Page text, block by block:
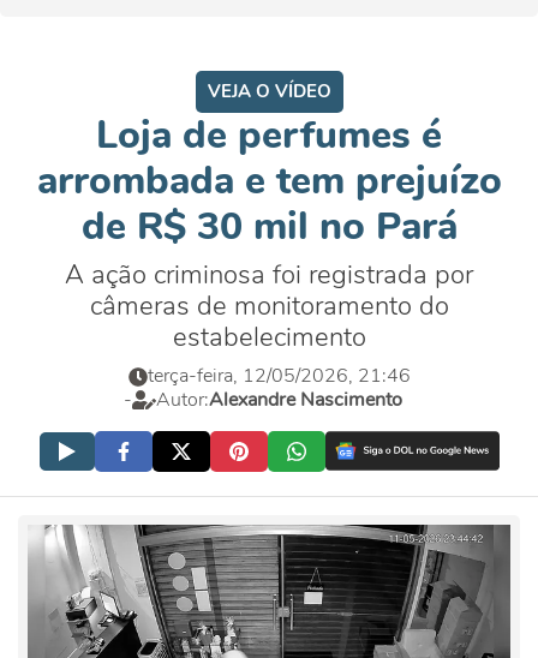
VEJA O VÍDEO
Loja de perfumes é
arrombada e tem prejuízo
de R$ 30 mil no Pará
A ação criminosa foi registrada por
câmeras de monitoramento do
estabelecimento
terça-feira, 12/05/2026, 21:46
-
Autor:Alexandre Nascimento